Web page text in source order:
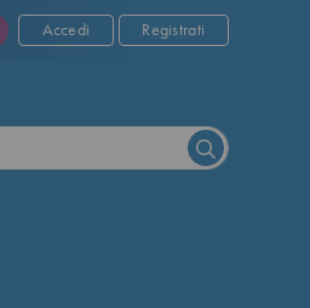
Accedi Registrati